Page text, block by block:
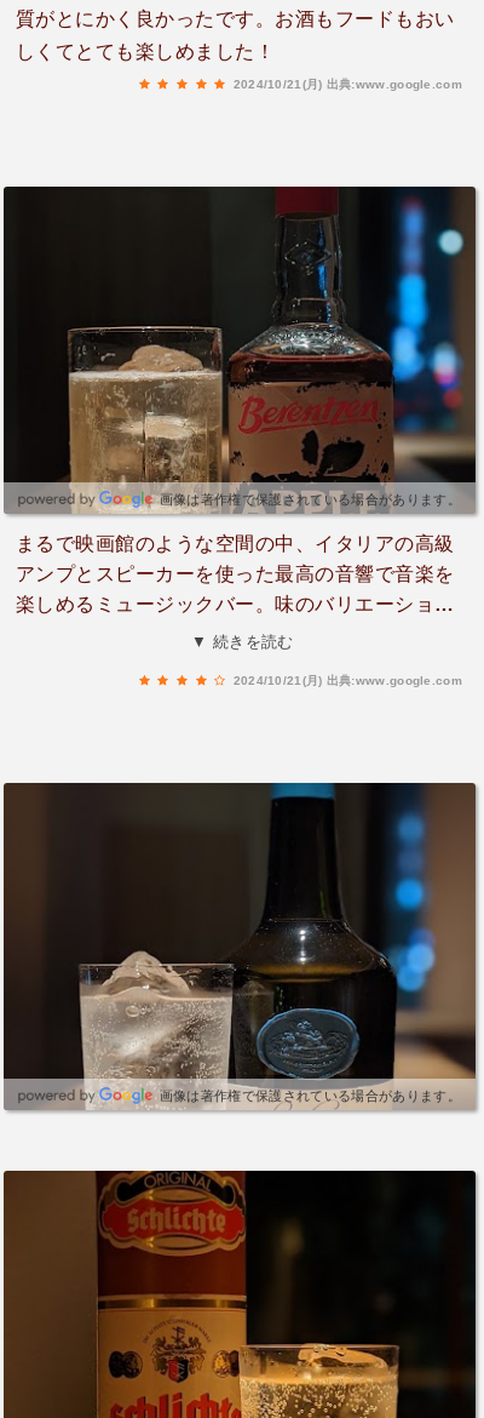
質がとにかく良かったです。お酒もフードもおい
しくてとても楽しめました！
2024/10/21(月) 出典:www.google.com
画像は著作権で保護されている場合があります。
まるで映画館のような空間の中、イタリアの高級
アンプとスピーカーを使った最高の音響で音楽を
楽しめるミュージックバー。味のバリエーション
が豊富なフライドポテト、ポップコーンとお酒を
▼ 続きを読む
2024/10/21(月) 出典:www.google.com
画像は著作権で保護されている場合があります。